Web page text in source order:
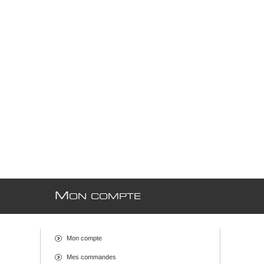
M ON COMPTE
Mon compte
Mes commandes